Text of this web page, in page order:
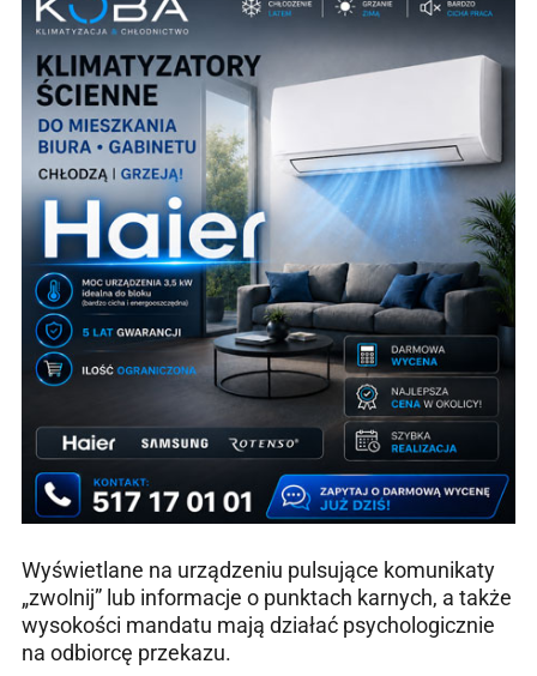
Wyświetlane na urządzeniu pulsujące komunikaty
„zwolnij” lub informacje o punktach karnych, a także
wysokości mandatu mają działać psychologicznie
na odbiorcę przekazu.